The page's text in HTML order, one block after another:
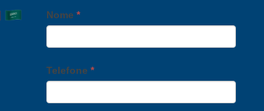
Nome *
Telefone *